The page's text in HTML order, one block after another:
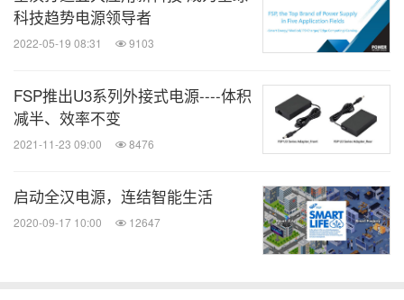
科技趋势电源领导者
2022-05-19 08:31 9103
FSP推出U3系列外接式电源----体积
减半、效率不变
2021-11-23 09:00 8476
启动全汉电源，连结智能生活
2020-09-17 10:00 12647